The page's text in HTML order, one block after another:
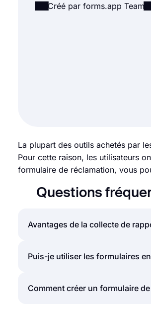
Créé par forms.app Team
La plupart des outils achetés par
Pour cette raison, les utilisateurs
formulaire de réclamation, vous
Questions
Avantages de la collecte de
Les commentaires négatifs
Puis-je utiliser les formulaires
Oui, les formulaires en ligne
Comment créer un formulaire